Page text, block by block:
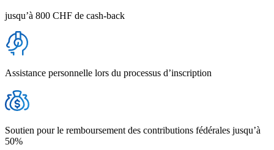
jusqu’à 800 CHF de cash-back
Assistance personnelle lors du processus d’inscription
Soutien pour le remboursement des contributions fédérales jusqu’à
50%